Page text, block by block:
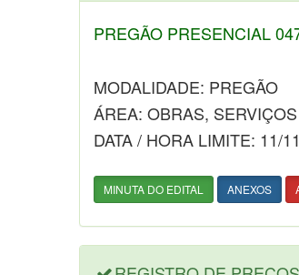
PREGÃO PRESENCIAL
MODALIDADE: PREGÃO
ÁREA: OBRAS,
DATA / HORA LIMITE: 11/
MINUTA DO EDITAL ANEXOS